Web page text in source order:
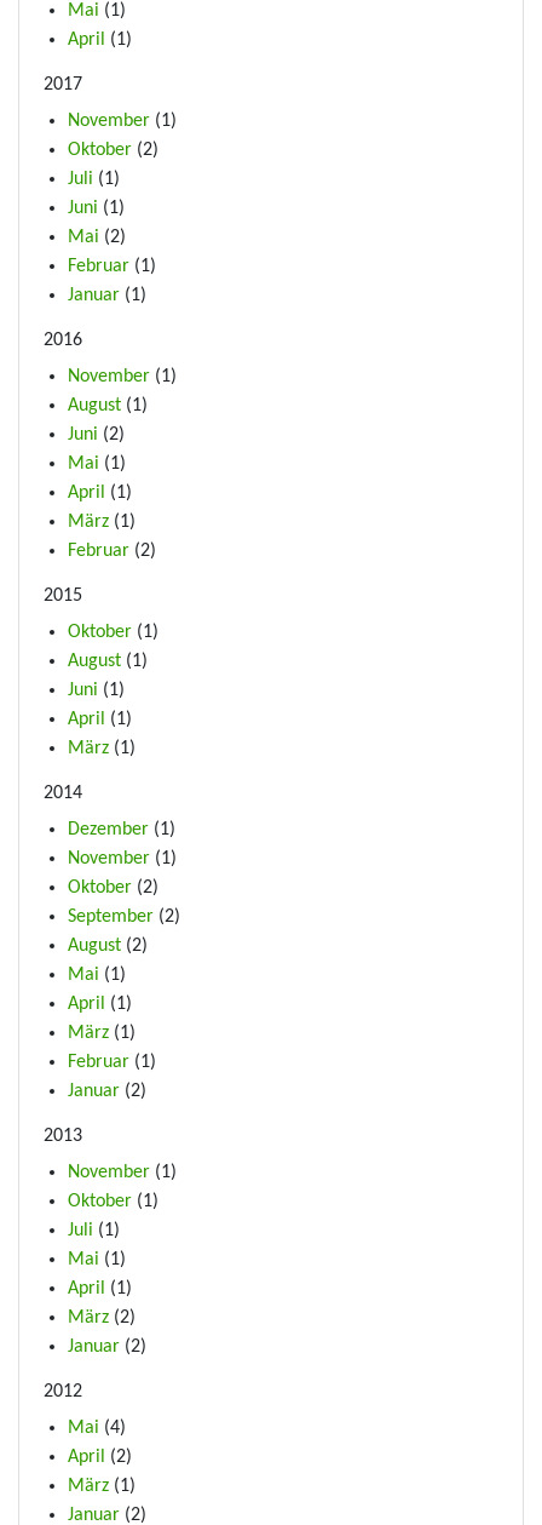
Mai (1)
April
(1)
2017
November (1)
Oktober (2)
Juli (1)
Juni (1)
Mai (2)
Februar (1)
Januar (1)
2016
November (1)
August (1)
Juni (2)
Mai (1)
April
(1)
März (1)
Februar (2)
2015
Oktober (1)
August (1)
Juni (1)
April
(1)
März (1)
2014
Dezember (1)
November (1)
Oktober (2)
September (2)
August (2)
Mai (1)
April
(1)
März (1)
Februar (1)
Januar (2)
2013
November (1)
Oktober (1)
Juli (1)
Mai (1)
April
(1)
März (2)
Januar (2)
2012
Mai (4)
April
(2)
März (1)
Januar (2)